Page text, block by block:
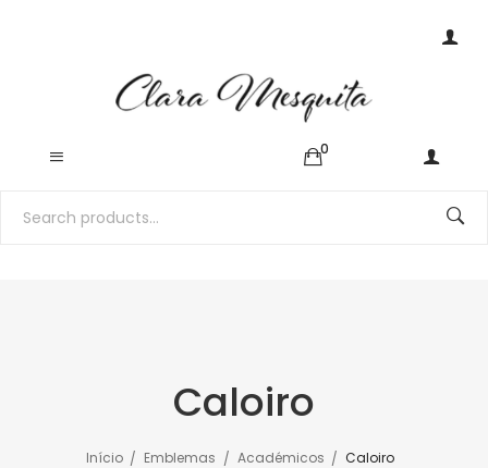
0
Caloiro
Início Emblemas Académicos Caloiro